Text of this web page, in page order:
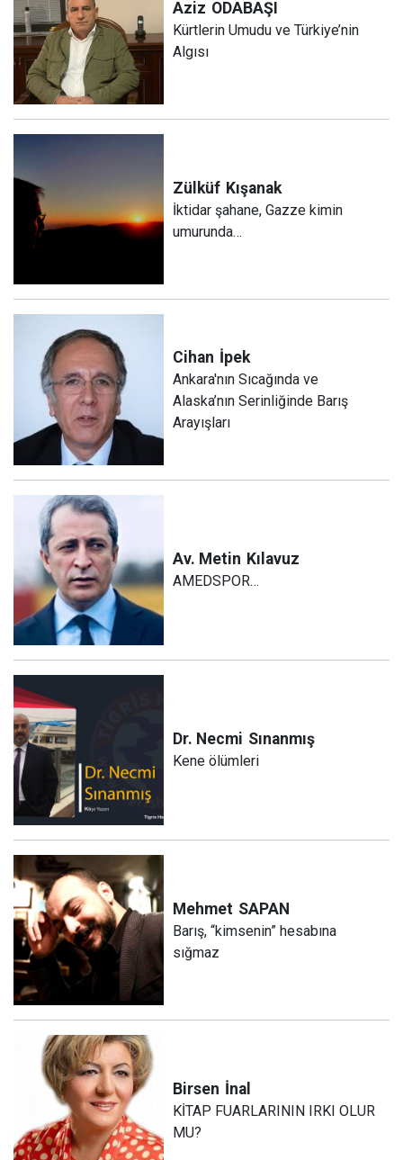
Aziz ODABAŞI
Kürtlerin Umudu ve Türkiye’nin
Algısı
Zülküf Kışanak
İktidar şahane, Gazze kimin
umurunda…
Cihan İpek
Ankara'nın Sıcağında ve
Alaska’nın Serinliğinde Barış
Arayışları
Av. Metin Kılavuz
AMEDSPOR…
Dr. Necmi Sınanmış
Kene ölümleri
Mehmet SAPAN
Barış, “kimsenin” hesabına
sığmaz
Birsen İnal
KİTAP FUARLARININ IRKI OLUR
MU?